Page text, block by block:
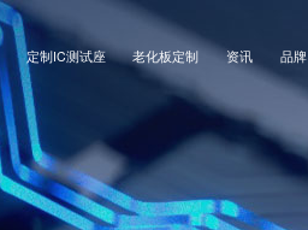
定制IC测试座 老化板定制 资讯 品牌